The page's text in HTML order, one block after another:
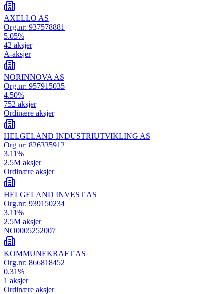
AXELLO AS
Org.nr: 937578881
5.05%
42 aksjer
A-aksjer
NORINNOVA AS
Org.nr: 957915035
4.50%
752 aksjer
Ordinære aksjer
HELGELAND INDUSTRIUTVIKLING AS
Org.nr: 826335912
3.11%
2.5M aksjer
Ordinære aksjer
HELGELAND INVEST AS
Org.nr: 939150234
3.11%
2.5M aksjer
NO0005252007
KOMMUNEKRAFT AS
Org.nr: 866818452
0.31%
1 aksjer
Ordinære aksjer